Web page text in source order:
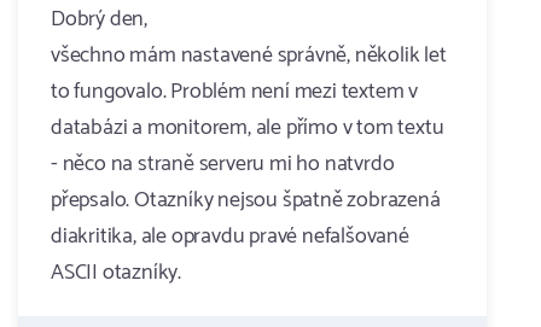
Dobrý den,
všechno mám nastavené správně, několik let
to fungovalo. Problém není mezi textem v
databázi a monitorem, ale přímo v tom textu
- něco na straně serveru mi ho natvrdo
přepsalo. Otazníky nejsou špatně zobrazená
diakritika, ale opravdu pravé nefalšované
ASCII otazníky.